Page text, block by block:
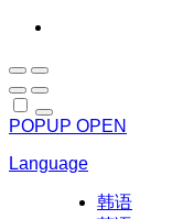
POPUP OPEN
Language
韩语